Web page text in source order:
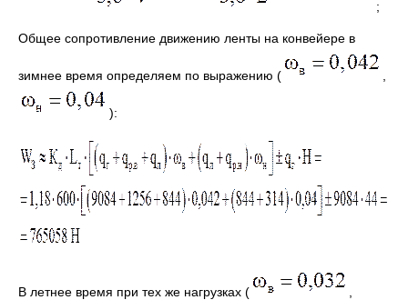
;
Общее сопротивление движению ленты на конвейере в
зимнее время определяем по выражению (
):
В летнее время при тех же нагрузках (